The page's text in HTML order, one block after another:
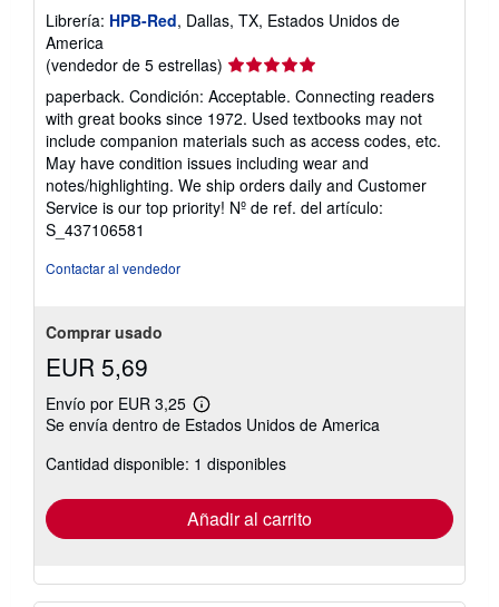
Librería: HPB-Red, Dallas, TX, Estados Unidos de
America
(vendedor de 5 estrellas) Calificación
vendedor:
5
de
5
estrellas
paperback. Condición: Acceptable. Connecting readers
with great books since 1972. Used textbooks may not
include companion materials such as access codes, etc.
May have condition issues including wear and
notes/highlighting. We ship orders daily and Customer
Service is our top priority! Nº de ref. del artículo:
S_437106581
Contactar al vendedor
Comprar usado
EUR 5,69
Envío por EUR 3,25
Más
información
las
tarifas
envío
Se envía dentro de Estados Unidos de America
Cantidad disponible: 1 disponibles
Añadir al carrito